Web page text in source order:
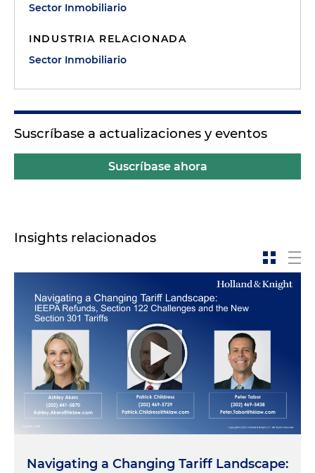
Sector Inmobiliario
INDUSTRIA RELACIONADA
Sector Inmobiliario
Suscríbase a actualizaciones y eventos
Suscríbase ahora
Insights relacionados
Navigating a Changing Tariff Landscape: